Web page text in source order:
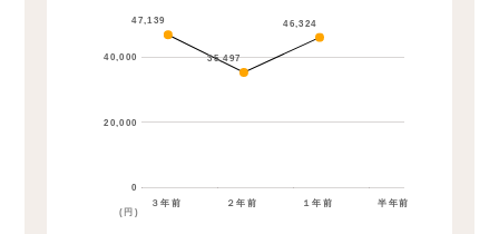
３年前 ２年前 １年前 半年前
0
20,000
40,000
47,139
35,497
46,324
(円)